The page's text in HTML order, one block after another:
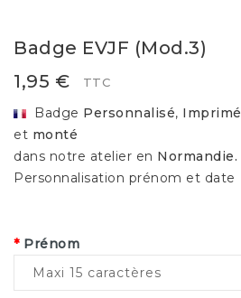
Badge EVJF (mod.3)
1,95 €
TTC
Badge Personnalisé, Imprimé
et monté
dans notre atelier en Normandie.
Personnalisation prénom et date
* Prénom